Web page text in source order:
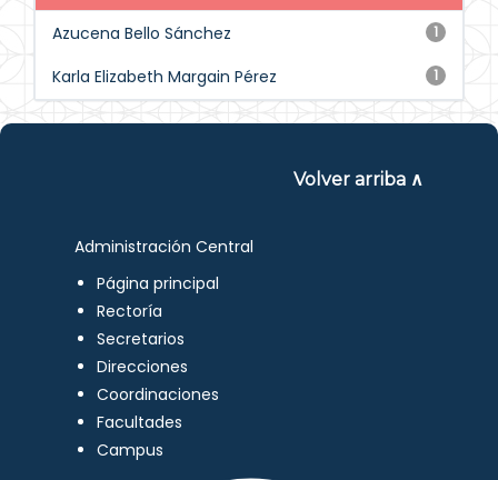
1
Azucena Bello Sánchez
1
Karla Elizabeth Margain Pérez
Volver arriba ∧
Administración Central
Página principal
Rectoría
Secretarios
Direcciones
Coordinaciones
Facultades
Campus